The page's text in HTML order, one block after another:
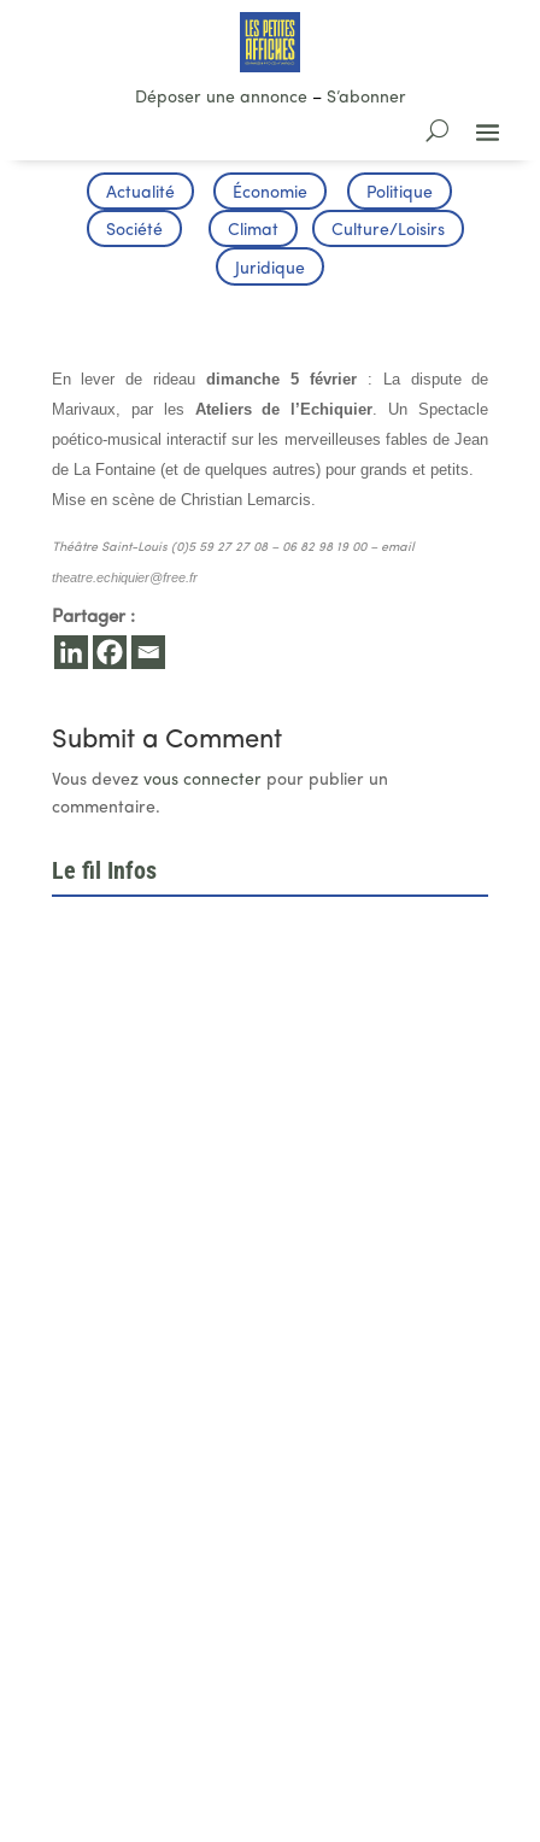
Déposer une annonce– S’abonner
Actualité Économie Politique
Société Climat Culture/Loisirs
Juridique
En lever de rideaudimanche 5 février: La dispute de
Marivaux, par les Ateliers de l’Echiquier . Un Spectacle
poético-musical interactif sur les merveilleuses fables de Jean
de La Fontaine (et de quelques autres) pour grands et petits.
Mise en scène de Christian Lemarcis.
Théâtre Saint-Louis (0)5 59 27 27 08 – 06 82 98 19 00 – email
theatre.echiquier@free.fr
Partager :
Submit a Comment
Vous devez vous connecterpour publier un
commentaire.
Le fil Infos